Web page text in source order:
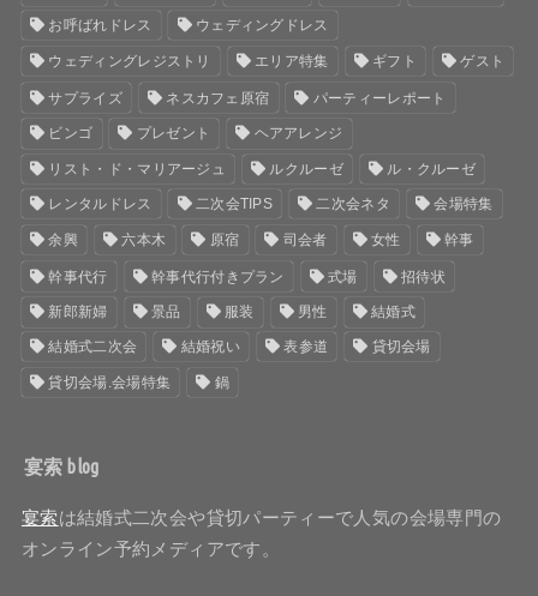
お呼ばれドレス ウェディングドレス
ウェディングレジストリ エリア特集 ギフト ゲスト
サプライズ ネスカフェ原宿 パーティーレポート
ビンゴ プレゼント ヘアアレンジ
リスト・ド・マリアージュ ルクルーゼ ル・クルーゼ
レンタルドレス 二次会TIPS 二次会ネタ 会場特集
余興 六本木 原宿 司会者 女性 幹事
幹事代行 幹事代行付きプラン 式場 招待状
新郎新婦 景品 服装 男性 結婚式
結婚式二次会 結婚祝い 表参道 貸切会場
貸切会場.会場特集 鍋
宴索 blog
宴索は結婚式二次会や貸切パーティーで人気の会場専門の
オンライン予約メディアです。